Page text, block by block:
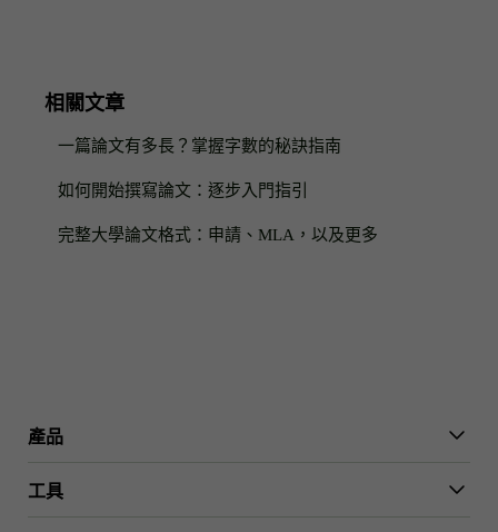
相關文章
一篇論文有多長？掌握字數的秘訣指南
如何開始撰寫論文：逐步入門指引
完整大學論文格式：申請、MLA，以及更多
產品
人性化工具
工具